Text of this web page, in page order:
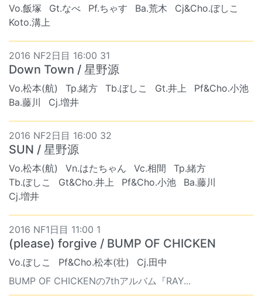
Vo.飯塚 Gt.なべ Pf.ちゃす Ba.荒木
Cj&Cho.ぼしこ
Koto.溝上
2016 NF2日目 16:00 31
Down Town / 星野源
Vo.松本(航) Tp.緒方 Tb.ぼしこ Gt.井上
Pf&Cho.小池
Ba.藤川
Cj.増井
2016 NF2日目 16:00 32
SUN / 星野源
Vo.松本(航) Vn.はたちゃん Vc.相間
Tp.緒方
Tb.ぼしこ
Gt&Cho.井上 Pf&Cho.小池
Ba.藤川
Cj.増井
2016 NF1日目 11:00 1
(please) forgive / BUMP OF CHICKEN
Vo.ぼしこ Pf&Cho.松本(壮)
Cj.田中
BUMP OF CHICKENの7thアルバム『RAY...